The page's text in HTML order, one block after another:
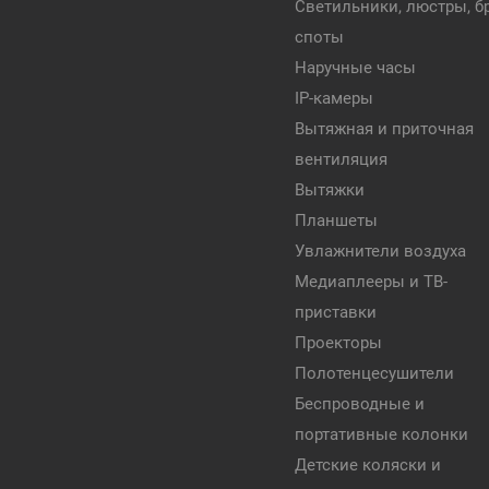
Светильники, люстры,
споты
Наручные часы
IP-камеры
Вытяжная и приточная
вентиляция
Вытяжки
Планшеты
Увлажнители воздуха
Медиаплееры и ТВ-
приставки
Проекторы
Полотенцесушители
Беспроводные и
портативные колонки
Детские коляски и